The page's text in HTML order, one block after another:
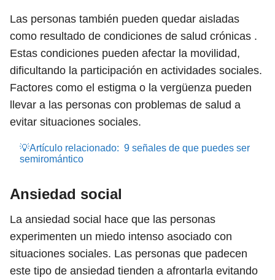
Las personas también pueden quedar aisladas
como resultado de condiciones de salud crónicas .
Estas condiciones pueden afectar la movilidad,
dificultando la participación en actividades sociales.
Factores como el estigma o la vergüenza pueden
llevar a las personas con problemas de salud a
evitar situaciones sociales.
💡Artículo relacionado: 9 señales de que puedes ser
semiromántico
Ansiedad social
La ansiedad social hace que las personas
experimenten un miedo intenso asociado con
situaciones sociales. Las personas que padecen
este tipo de ansiedad tienden a afrontarla evitando